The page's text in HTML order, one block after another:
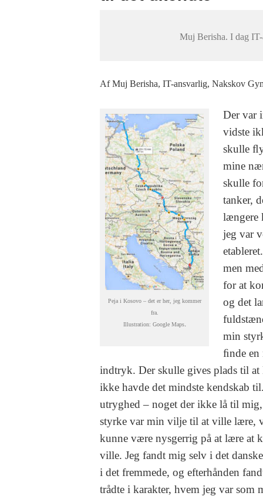
Muj Berisha. I dag
Af Muj Berisha, IT-ansvarlig, Nakskov
Peja i Kosovo – det er her, jeg kommer
fra.
Illustration: Google Maps.
Der var
vidste
skulle
mine
skulle
tanker,
længere
jeg var
men
for at
og det
min
ﬁnde en
indtryk. Der skulle gives plads til
ikke havde det mindste kendskab
utryghed – noget der ikke lå til
styrke var min vilje til at ville lære,
kunne være nysgerrig på at lære at
ville. Jeg fandt mig selv i det
i det fremmede, og efterhånden
trådte i karakter, hvem jeg var som